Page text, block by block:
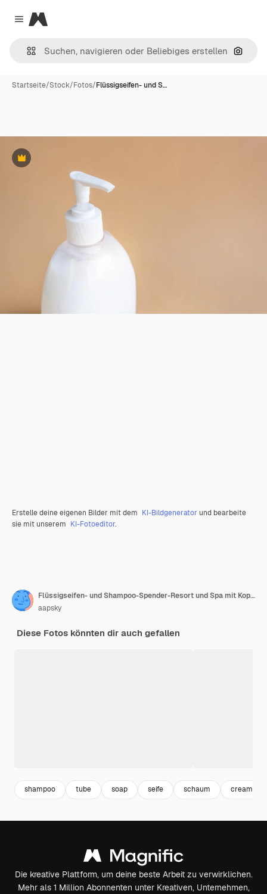
Close menu
Magnific
Nach
Startseite/Stock/Fotos/Flüssigseifen- und S…
Premium
Erstelle deine eigenen Bilder mit dem KI-Bildgenerator und bearbeite
sie mit unserem KI-Fotoeditor.
Flüssigseifen- und Shampoo-Spender-Resort und Spa mit Kopierraum
aapsky
Diese Fotos könnten dir auch gefallen
shampoo tube soap seife schaum cream
Die kreative Plattform, um deine beste Arbeit zu verwirklichen.
Mehr als 1 Million Abonnenten unter Kreativen, Unternehmen,